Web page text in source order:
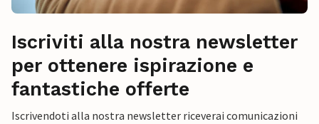
Iscriviti alla nostra newsletter
per ottenere ispirazione e
fantastiche offerte
Iscrivendoti alla nostra newsletter riceverai comunicazioni